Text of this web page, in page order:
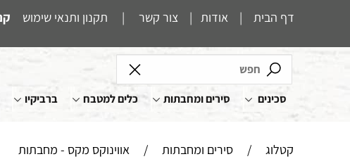
דף הבית | אודות | צור קשר | תקנון ותנאי שימוש
סכינים סירים ומחבתות כלים למטבח ברביקיו
קטלוג / סירים ומחבתות / אווינוקס מקס - מחבתות